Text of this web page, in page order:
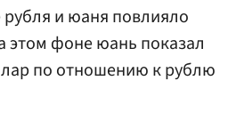
рубля и юаня повлияло
этом фоне юань показал
по отношению к рублю